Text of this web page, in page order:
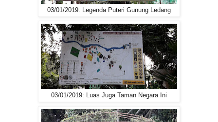
03/01/2019: Legenda Puteri Gunung Ledang
03/01/2019: Luas Juga Taman Negara Ini